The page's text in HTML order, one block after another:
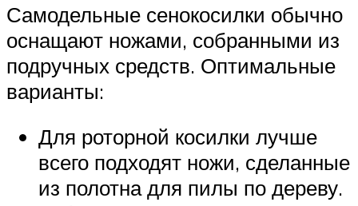
Самодельные сенокосилки обычно
оснащают ножами, собранными из
подручных средств. Оптимальные
варианты:
Для роторной косилки лучше
всего подходят ножи, сделанные
из полотна для пилы по дереву.